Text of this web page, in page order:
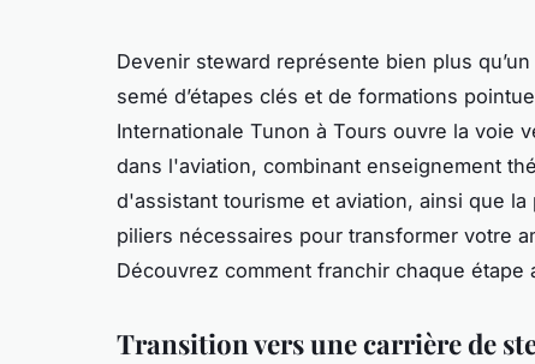
Devenir steward représente bien plus
semé d’étapes clés et de formations
Internationale Tunon à Tours ouvre la voie
dans l'aviation, combinant enseignement
d'assistant tourisme et aviation, ainsi que
piliers nécessaires pour transformer votre
Découvrez comment franchir chaque étape
Transition vers une carrière de